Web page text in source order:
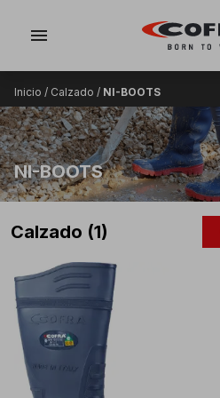
menu
Inicio / Calzado / NI-BOOTS
NI-BOOTS
Calzado (1)